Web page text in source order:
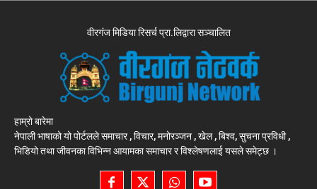
वीरगंज मिडिया रिसर्च प्रा.लिद्वारा सञ्चालित
हाम्रो बारेमा
नेपाली भाषाको यो पोर्टलले समाचार , विचार, मनोरञ्जन , खेल , बिश्व, सुचना प्रविधी ,
भिडियो तथा जीवनका विभिन्न आयामका समाचार र विश्लेषणलाई यसले समेट्छ ।